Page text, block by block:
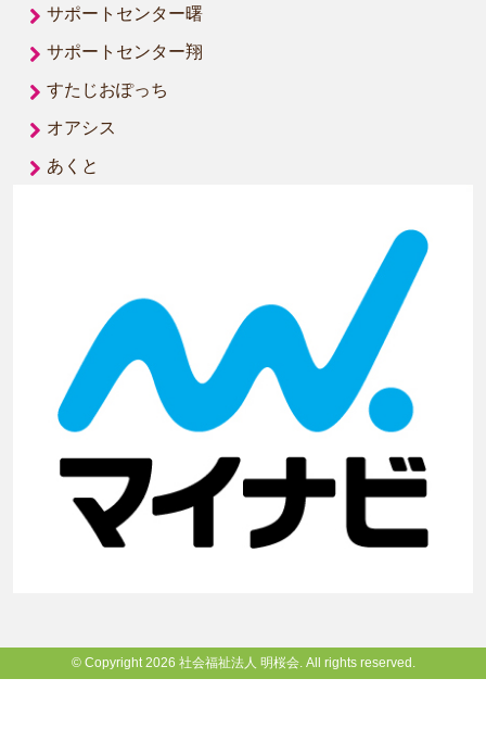
サポートセンター曙
サポートセンター翔
すたじおぽっち
オアシス
あくと
© Copyright 2026 社会福祉法人 明桜会. All rights reserved.